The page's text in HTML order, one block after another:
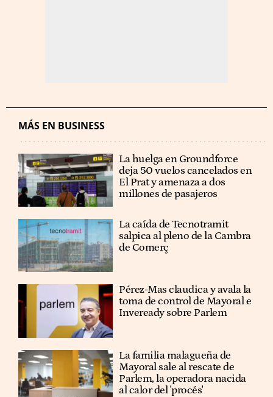
MÁS EN BUSINESS
La huelga en Groundforce
deja 50 vuelos cancelados en
El Prat y amenaza a dos
millones de pasajeros
La caída de Tecnotramit
salpica al pleno de la Cambra
de Comerç
Pérez-Mas claudica y avala la
toma de control de Mayoral e
Inveready sobre Parlem
La familia malagueña de
Mayoral sale al rescate de
Parlem, la operadora nacida
al calor del 'procés'